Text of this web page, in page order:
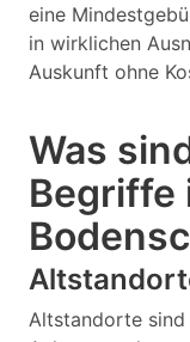
eine
in wirklichen
Auskunft ohne
Was
Begriffe
Altstandorte